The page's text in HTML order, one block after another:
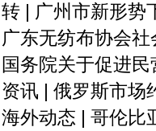
转 | 广州市新形势
广东无纺布协会社
国务院关于促进
资讯 | 俄罗斯市场
海外动态 | 哥伦比